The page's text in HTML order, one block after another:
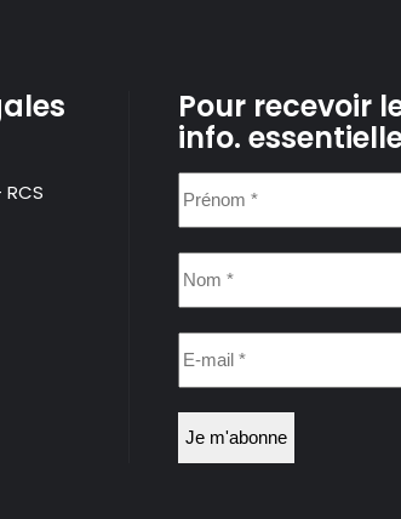
RCS
Pour recevoir
info.
Prénom
*
Nom
*
E-
mail
*